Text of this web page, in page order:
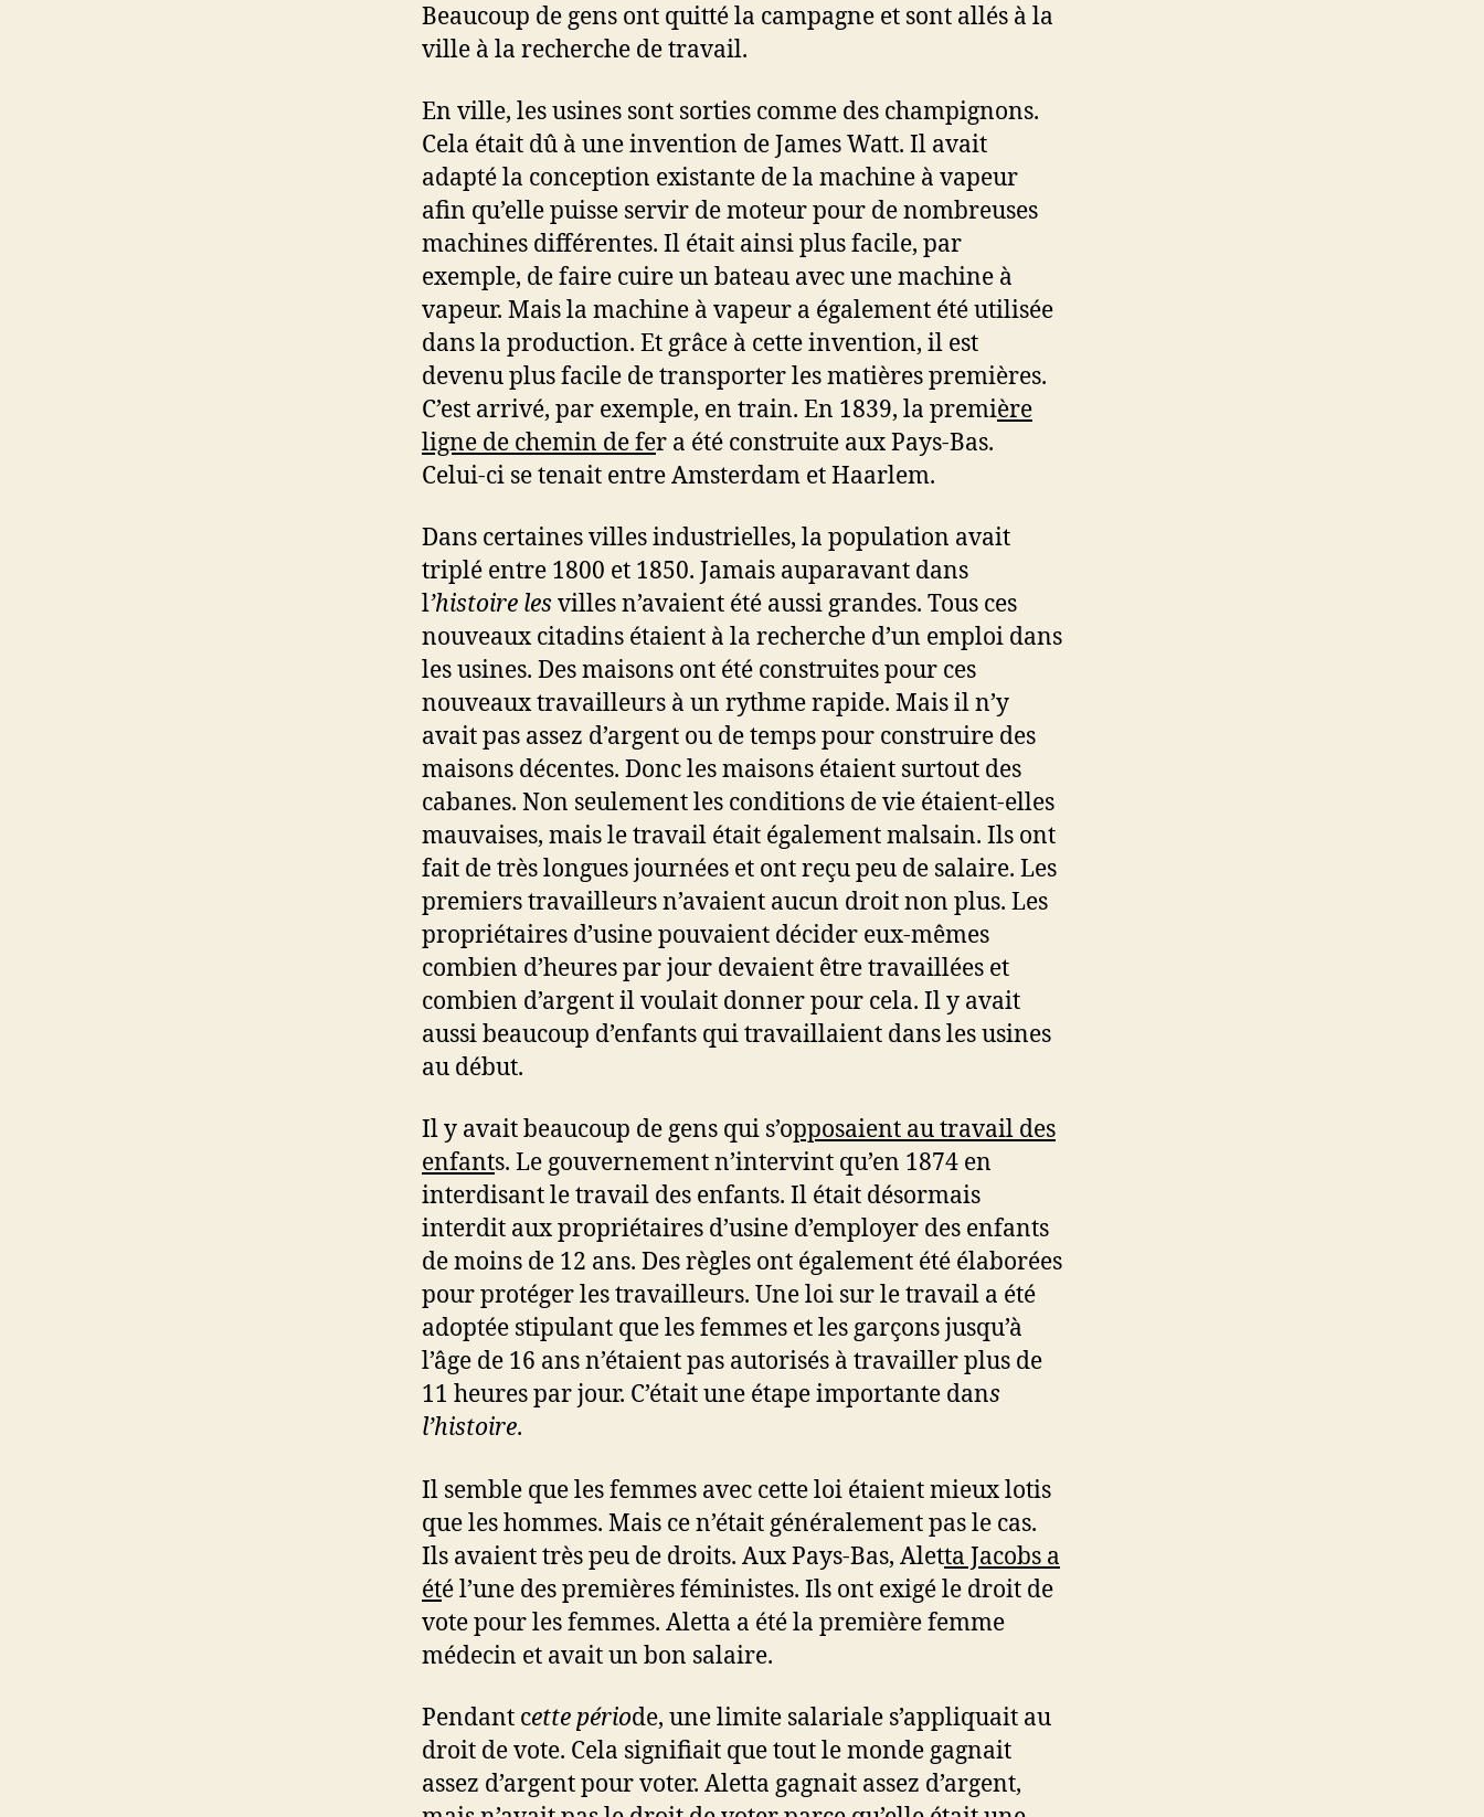
Beaucoup de gens ont quitté la campagne et sont allés à la
ville à la recherche de travail.
En ville, les usines sont sorties comme des champignons.
Cela était dû à une invention de James Watt. Il avait
adapté la conception existante de la machine à vapeur
afin qu’elle puisse servir de moteur pour de nombreuses
machines différentes. Il était ainsi plus facile, par
exemple, de faire cuire un bateau avec une machine à
vapeur. Mais la machine à vapeur a également été utilisée
dans la production. Et grâce à cette invention, il est
devenu plus facile de transporter les matières premières.
C’est arrivé, par exemple, en train. En 1839, la première
ligne de chemin de fer a été construite aux Pays-Bas.
Celui-ci se tenait entre Amsterdam et Haarlem.
Dans certaines villes industrielles, la population avait
triplé entre 1800 et 1850. Jamais auparavant dans
l’histoire les villes n’avaient été aussi grandes. Tous ces
nouveaux citadins étaient à la recherche d’un emploi dans
les usines. Des maisons ont été construites pour ces
nouveaux travailleurs à un rythme rapide. Mais il n’y
avait pas assez d’argent ou de temps pour construire des
maisons décentes. Donc les maisons étaient surtout des
cabanes. Non seulement les conditions de vie étaient-elles
mauvaises, mais le travail était également malsain. Ils ont
fait de très longues journées et ont reçu peu de salaire. Les
premiers travailleurs n’avaient aucun droit non plus. Les
propriétaires d’usine pouvaient décider eux-mêmes
combien d’heures par jour devaient être travaillées et
combien d’argent il voulait donner pour cela. Il y avait
aussi beaucoup d’enfants qui travaillaient dans les usines
au début.
Il y avait beaucoup de gens qui s’opposaient au travail des
enfants. Le gouvernement n’intervint qu’en 1874 en
interdisant le travail des enfants. Il était désormais
interdit aux propriétaires d’usine d’employer des enfants
de moins de 12 ans. Des règles ont également été élaborées
pour protéger les travailleurs. Une loi sur le travail a été
adoptée stipulant que les femmes et les garçons jusqu’à
l’âge de 16 ans n’étaient pas autorisés à travailler plus de
11 heures par jour. C’était une étape importante dans
l’histoire.
Il semble que les femmes avec cette loi étaient mieux lotis
que les hommes. Mais ce n’était généralement pas le cas.
Ils avaient très peu de droits. Aux Pays-Bas, Aletta Jacobs a
été l’une des premières féministes. Ils ont exigé le droit de
vote pour les femmes. Aletta a été la première femme
médecin et avait un bon salaire.
Pendant cette période, une limite salariale s’appliquait au
droit de vote. Cela signifiait que tout le monde gagnait
assez d’argent pour voter. Aletta gagnait assez d’argent,